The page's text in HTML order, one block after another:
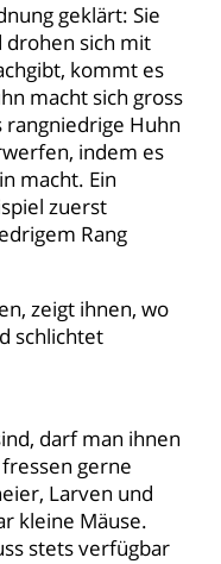
geklärt: Sie
drohen sich mit
kommt es
macht sich gross
rangniedrige Huhn
indem es
macht. Ein
zuerst
Rang
zeigt ihnen, wo
schlichtet
darf man ihnen
gerne
Larven und
kleine Mäuse.
stets verfügbar